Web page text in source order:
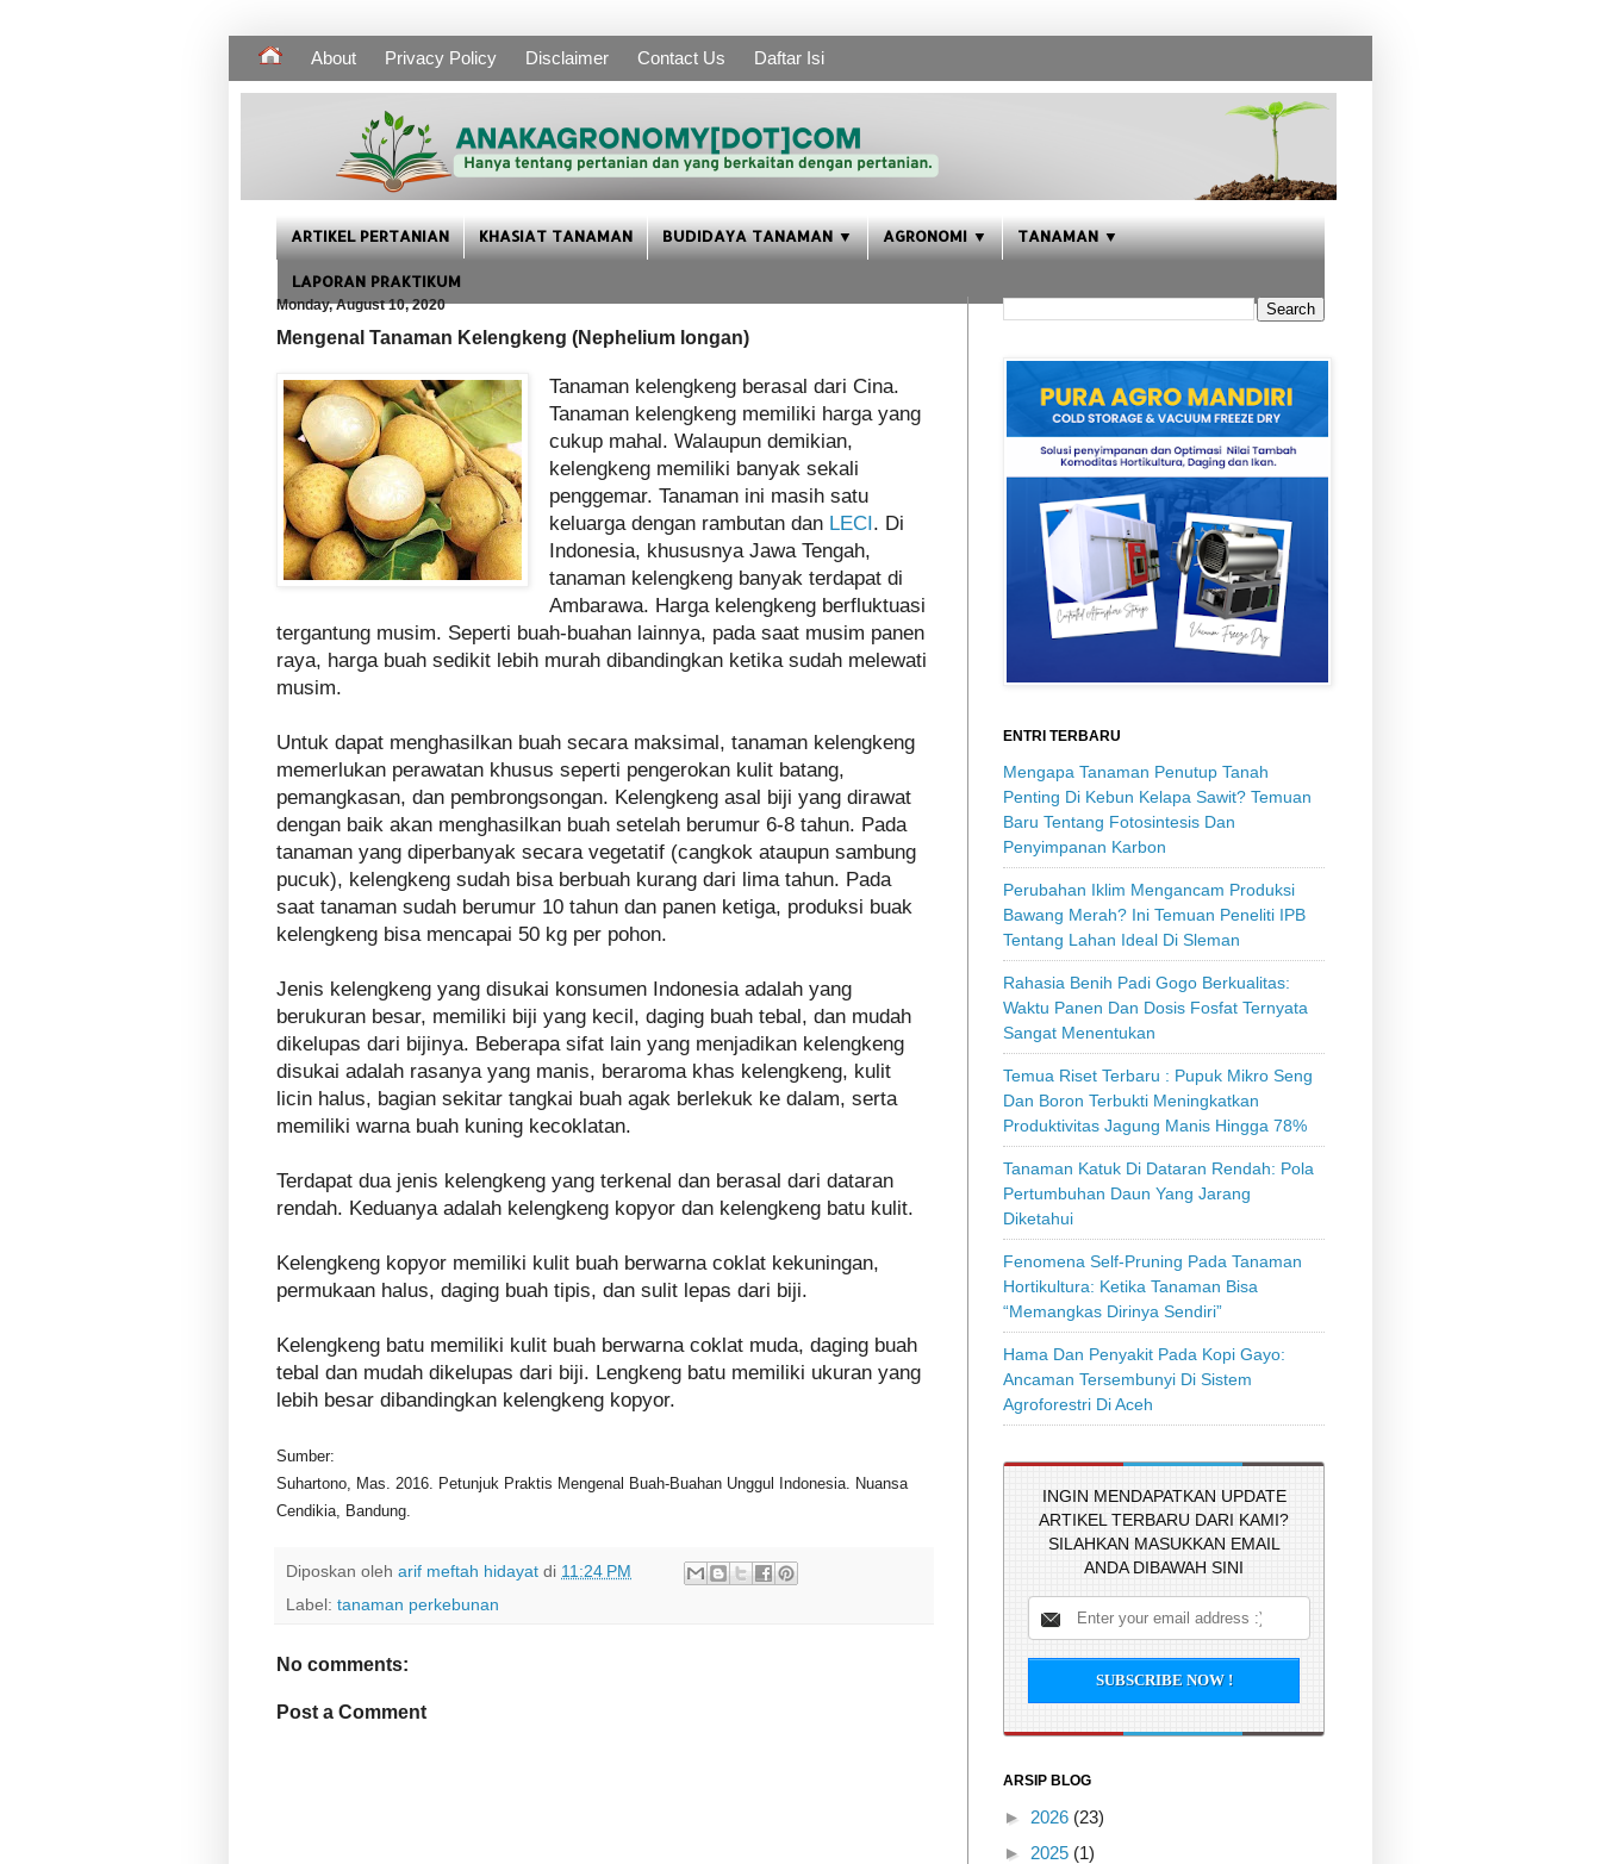
About Privacy Policy Disclaimer Contact Us Daftar Isi
ARTIKEL PERTANIAN KHASIAT TANAMAN BUDIDAYA TANAMAN ▼ AGRONOMI ▼ TANAMAN ▼
LAPORAN PRAKTIKUM
Monday, August 10, 2020
Mengenal Tanaman Kelengkeng (Nephelium longan)
Tanaman kelengkeng berasal dari Cina.
Tanaman kelengkeng memiliki harga yang
cukup mahal. Walaupun demikian,
kelengkeng memiliki banyak sekali
penggemar. Tanaman ini masih satu
keluarga dengan rambutan dan LECI. Di
Indonesia, khususnya Jawa Tengah,
tanaman kelengkeng banyak terdapat di
Ambarawa. Harga kelengkeng berfluktuasi
tergantung musim. Seperti buah-buahan lainnya, pada saat musim panen
raya, harga buah sedikit lebih murah dibandingkan ketika sudah melewati
musim.
Untuk dapat menghasilkan buah secara maksimal, tanaman kelengkeng
memerlukan perawatan khusus seperti pengerokan kulit batang,
pemangkasan, dan pembrongsongan. Kelengkeng asal biji yang dirawat
dengan baik akan menghasilkan buah setelah berumur 6-8 tahun. Pada
tanaman yang diperbanyak secara vegetatif (cangkok ataupun sambung
pucuk), kelengkeng sudah bisa berbuah kurang dari lima tahun. Pada
saat tanaman sudah berumur 10 tahun dan panen ketiga, produksi buak
kelengkeng bisa mencapai 50 kg per pohon.
Jenis kelengkeng yang disukai konsumen Indonesia adalah yang
berukuran besar, memiliki biji yang kecil, daging buah tebal, dan mudah
dikelupas dari bijinya. Beberapa sifat lain yang menjadikan kelengkeng
disukai adalah rasanya yang manis, beraroma khas kelengkeng, kulit
licin halus, bagian sekitar tangkai buah agak berlekuk ke dalam, serta
memiliki warna buah kuning kecoklatan.
Terdapat dua jenis kelengkeng yang terkenal dan berasal dari dataran
rendah. Keduanya adalah kelengkeng kopyor dan kelengkeng batu kulit.
Kelengkeng kopyor memiliki kulit buah berwarna coklat kekuningan,
permukaan halus, daging buah tipis, dan sulit lepas dari biji.
Kelengkeng batu memiliki kulit buah berwarna coklat muda, daging buah
tebal dan mudah dikelupas dari biji. Lengkeng batu memiliki ukuran yang
lebih besar dibandingkan kelengkeng kopyor.
Sumber:
Suhartono, Mas. 2016. Petunjuk Praktis Mengenal Buah-Buahan Unggul Indonesia. Nuansa
Cendikia, Bandung.
Diposkan oleh arif meftah hidayat di 11:24 PM
Label: tanaman perkebunan
No comments:
Post a Comment
ENTRI TERBARU
Mengapa Tanaman Penutup Tanah
Penting Di Kebun Kelapa Sawit? Temuan
Baru Tentang Fotosintesis Dan
Penyimpanan Karbon
Perubahan Iklim Mengancam Produksi
Bawang Merah? Ini Temuan Peneliti IPB
Tentang Lahan Ideal Di Sleman
Rahasia Benih Padi Gogo Berkualitas:
Waktu Panen Dan Dosis Fosfat Ternyata
Sangat Menentukan
Temua Riset Terbaru : Pupuk Mikro Seng
Dan Boron Terbukti Meningkatkan
Produktivitas Jagung Manis Hingga 78%
Tanaman Katuk Di Dataran Rendah: Pola
Pertumbuhan Daun Yang Jarang
Diketahui
Fenomena Self-Pruning Pada Tanaman
Hortikultura: Ketika Tanaman Bisa
“Memangkas Dirinya Sendiri”
Hama Dan Penyakit Pada Kopi Gayo:
Ancaman Tersembunyi Di Sistem
Agroforestri Di Aceh
INGIN MENDAPATKAN UPDATE
ARTIKEL TERBARU DARI KAMI?
SILAHKAN MASUKKAN EMAIL
ANDA DIBAWAH SINI
ARSIP BLOG
► 2026 (23)
► 2025 (1)